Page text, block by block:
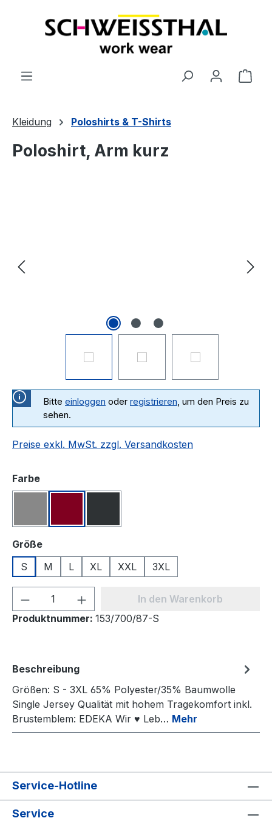
Kleidung Poloshirts & T-Shirts
Poloshirt, Arm kurz
Bitte einloggen oder registrieren, um den Preis zu
sehen.
Preise exkl. MwSt. zzgl. Versandkosten
Farbeauswählen
Größeauswählen
S
M L XL XXL 3XL
Produkt Anzahl: Gib denIn den Warenkorb
Produktnummer: 153/700/87-S
Beschreibung
Größen: S - 3XL 65% Polyester/35% Baumwolle
Single Jersey Qualität mit hohem Tragekomfort inkl.
Brustemblem: EDEKA Wir ♥ Leb… Mehr
Service-Hotline
Service